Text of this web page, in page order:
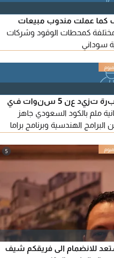
كما عملت مندوب مبيعات
كمحطات الوقود وشركات
سوداني
مهندس مدني انشائي بخبرة تزيد عن 5 سنوات في
ملم بالكود السعودي جاهز
الهندسية وبرنامج براما
5
للانضمام الى فريقكم شيف